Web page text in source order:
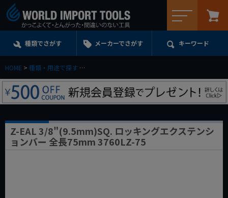
種類でさがす メーカーでさがす キーワード
HOME 種類・用途で探す
Z-EAL 3/8"(9.5mm)SQ. ロッキングエクステンシ
ョンバー 全長75mm 3760LZ-75